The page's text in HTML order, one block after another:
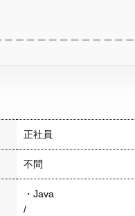
正社員
不問
・Java
/